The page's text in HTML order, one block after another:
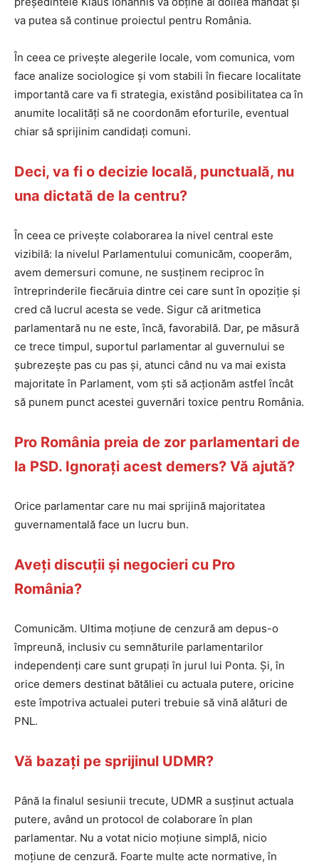
va putea să continue proiectul pentru România.
În ceea ce privește alegerile locale, vom comunica, vom
face analize sociologice și vom stabili în fiecare localitate
importantă care va fi strategia, existând posibilitatea ca în
anumite localități să ne coordonăm eforturile, eventual
chiar să sprijinim candidați comuni.
Deci, va fi o decizie locală, punctuală, nu
una dictată de la centru?
În ceea ce privește colaborarea la nivel central este
vizibilă: la nivelul Parlamentului comunicăm, cooperăm,
avem demersuri comune, ne susținem reciproc în
întreprinderile fiecăruia dintre cei care sunt în opoziție și
cred că lucrul acesta se vede. Sigur că aritmetica
parlamentară nu ne este, încă, favorabilă. Dar, pe măsură
ce trece timpul, suportul parlamentar al guvernului se
șubrezește pas cu pas și, atunci când nu va mai exista
majoritate în Parlament, vom ști să acționăm astfel încât
să punem punct acestei guvernări toxice pentru România.
Pro România preia de zor parlamentari de
la PSD. Ignorați acest demers? Vă ajută?
Orice parlamentar care nu mai sprijină majoritatea
guvernamentală face un lucru bun.
Aveți discuții și negocieri cu Pro
România?
Comunicăm. Ultima moțiune de cenzură am depus-o
împreună, inclusiv cu semnăturile parlamentarilor
independenți care sunt grupați în jurul lui Ponta. Și, în
orice demers destinat bătăliei cu actuala putere, oricine
este împotriva actualei puteri trebuie să vină alături de
PNL.
Vă bazați pe sprijinul UDMR?
Până la finalul sesiunii trecute, UDMR a susținut actuala
putere, având un protocol de colaborare în plan
parlamentar. Nu a votat nicio moțiune simplă, nicio
moțiune de cenzură. Foarte multe acte normative, în